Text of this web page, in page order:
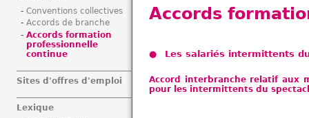
s
e
i
Accords
Les salariés intermittents
Accord interbranche relatif aux
pour les intermittents du
Conventions collectives
Accords de branche
Accords formation
professionnelle
continue
Sites d'offres d'emploi
Lexique